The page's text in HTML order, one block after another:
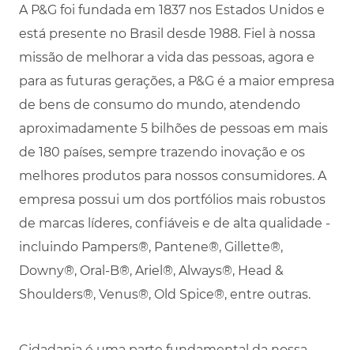
A P&G foi fundada em 1837 nos Estados Unidos e
está presente no Brasil desde 1988. Fiel à nossa
missão de melhorar a vida das pessoas, agora e
para as futuras gerações, a P&G é a maior empresa
de bens de consumo do mundo, atendendo
aproximadamente 5 bilhões de pessoas em mais
de 180 países, sempre trazendo inovação e os
melhores produtos para nossos consumidores. A
empresa possui um dos portfólios mais robustos
de marcas líderes, confiáveis e de alta qualidade -
incluindo Pampers®, Pantene®, Gillette®,
Downy®, Oral-B®, Ariel®, Always®, Head &
Shoulders®, Venus®, Old Spice®, entre outras.